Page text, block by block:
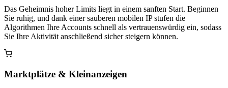
Das Geheimnis hoher Limits liegt in einem sanften Start. Beginnen
Sie ruhig, und dank einer sauberen mobilen IP stufen die
Algorithmen Ihre Accounts schnell als vertrauenswürdig ein, sodass
Sie Ihre Aktivität anschließend sicher steigern können.
Marktplätze & Kleinanzeigen